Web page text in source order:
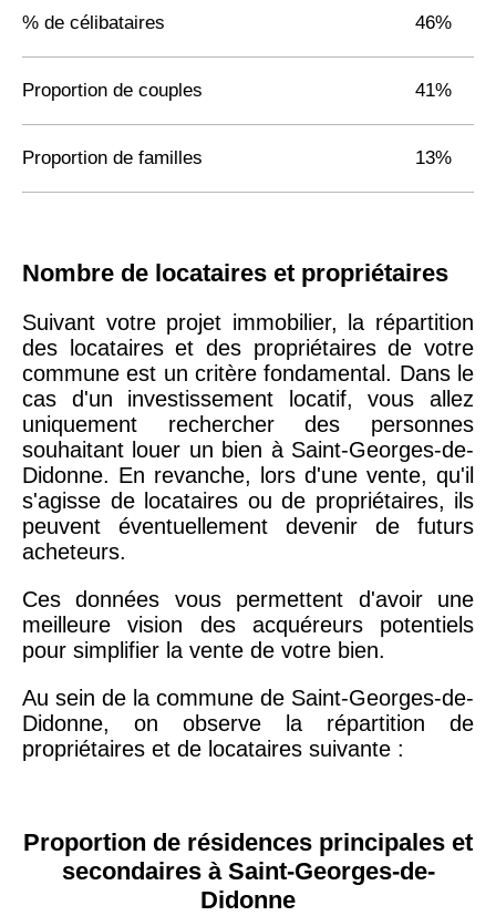
% de célibataires 46%
Proportion de couples 41%
Proportion de familles 13%
Nombre de locataires et propriétaires
Suivant votre projet immobilier, la répartition
des locataires et des propriétaires de votre
commune est un critère fondamental. Dans le
cas d'un investissement locatif, vous allez
uniquement rechercher des personnes
souhaitant louer un bien à Saint-Georges-de-
Didonne. En revanche, lors d'une vente, qu'il
s'agisse de locataires ou de propriétaires, ils
peuvent éventuellement devenir de futurs
acheteurs.
Ces données vous permettent d'avoir une
meilleure vision des acquéreurs potentiels
pour simplifier la vente de votre bien.
Au sein de la commune de Saint-Georges-de-
Didonne, on observe la répartition de
propriétaires et de locataires suivante :
Proportion de résidences principales et
secondaires à Saint-Georges-de-
Didonne